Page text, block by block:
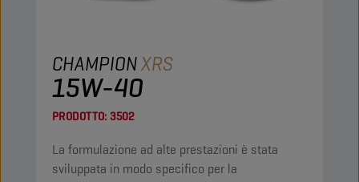
CHAMPIONXRS
15W-40
PRODOTTO: 3502
La formulazione ad alte prestazioni è stata
sviluppata in modo specifico per la